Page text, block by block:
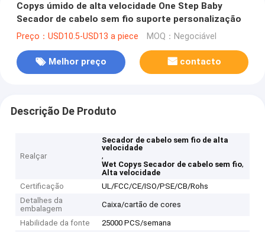
Copys úmido de alta velocidade One Step Baby
Secador de cabelo sem fio suporte personalização
Preço：USD10.5-USD13 a piece MOQ：Negociável
Melhor preço contacto
Descrição De Produto
Realçar
Secador de cabelo sem fio de alta
velocidade
,
Wet Copys Secador de cabelo sem fio,
Alta velocidade
Certificação
UL/FCC/CE/ISO/PSE/CB/Rohs
Detalhes da
embalagem
Caixa/cartão de cores
Habilidade da fonte
25000 PCS/semana